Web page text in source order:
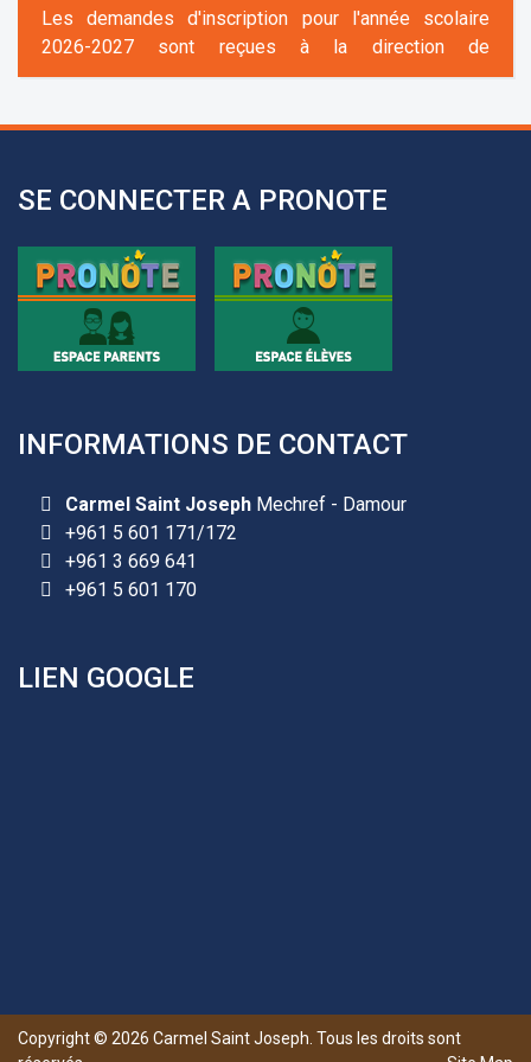
2026-2027 sont reçues à la direction de
l'établissement selon des rendez-vous fixés à
l’avance.
+961 25 601 171
Les demandes d'inscription pour l'année scolaire
l'établissement selon des rendez-vous fixés à
l’avance.
+961 25 601 171
+961 25 601 171
SE CONNECTER A PRONOTE
INFORMATIONS DE CONTACT
Carmel Saint Joseph Mechref - Damour
+961 5 601 171/172
+961 3 669 641
+961 5 601 170
LIEN GOOGLE
Copyright © 2026 Carmel Saint Joseph. Tous les droits sont